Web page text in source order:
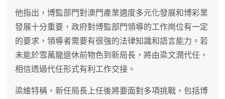
他指出，博監部門對澳門產業適度多元化發展和博彩業
發展十分重要，政府對博監部門領導的工作崗位有一定
的要求，領導者需要有很強的法律知識和語言能力。若
未能於雪萬龍退休前物色到新局長，將由梁文潤代任，
相信透過代任形式有利工作交接。
梁維特稱，新任局長上任後將要面對多項挑戰，包括博